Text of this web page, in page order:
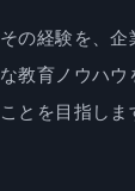
その経験を、
な教育ノウハウ
ことを目指しま